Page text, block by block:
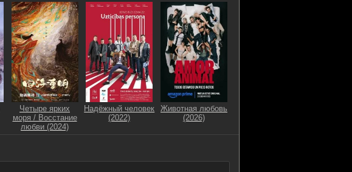
Четыре ярких
моря / Восстание
любви (2024)
Надёжный человек
(2022)
Животная любовь
(2026)